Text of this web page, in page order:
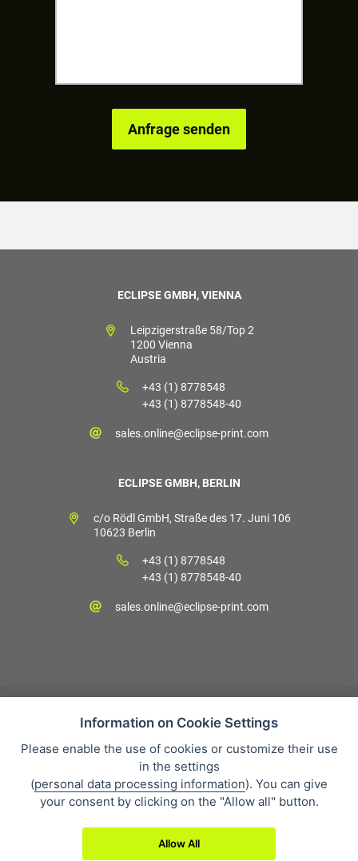
ECLIPSE GMBH, VIENNA
Leipzigerstraße 58/Top 2
1200 Vienna
Austria
+43 (1) 8778548
+43 (1) 8778548-40
sales.online@eclipse-print.com
ECLIPSE GMBH, BERLIN
c/o Rödl GmbH, Straße des 17. Juni 106
10623 Berlin
+43 (1) 8778548
+43 (1) 8778548-40
sales.online@eclipse-print.com
Verkaufsbedingungen
Datenschutz
Über uns
Whistleblowing
Information on Cookie Settings
Please enable the use of cookies or customize their use
in the settings
(personal data processing information). You can give
your consent by clicking on the "Allow all" button.
Allow All